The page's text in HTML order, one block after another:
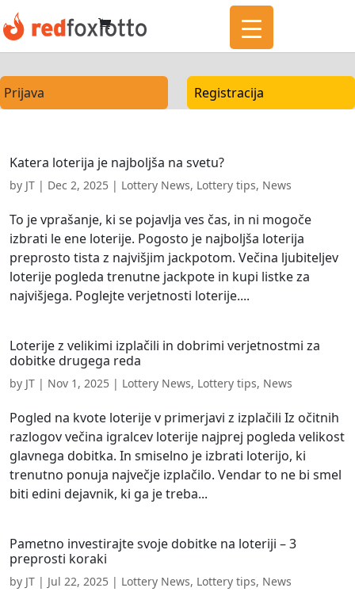
Prijava Registracija
Katera loterija je najboljša na svetu?
by JT | Dec 2, 2025 | Lottery News, Lottery tips, News
To je vprašanje, ki se pojavlja ves čas, in ni mogoče
izbrati le ene loterije. Pogosto je najboljša loterija
preprosto tista z najvišjim jackpotom. Večina ljubiteljev
loterije pogleda trenutne jackpote in kupi listke za
najvišjega. Poglejte verjetnosti loterije....
Loterije z velikimi izplačili in dobrimi verjetnostmi za
dobitke drugega reda
by JT | Nov 1, 2025 | Lottery News, Lottery tips, News
Pogled na kvote loterije v primerjavi z izplačili Iz očitnih
razlogov večina igralcev loterije najprej pogleda velikost
glavnega dobitka. In smiselno je izbrati loterijo, ki
trenutno ponuja največje izplačilo. Vendar to ne bi smel
biti edini dejavnik, ki ga je treba...
Pametno investirajte svoje dobitke na loteriji – 3
preprosti koraki
by JT | Jul 22, 2025 | Lottery News, Lottery tips, News